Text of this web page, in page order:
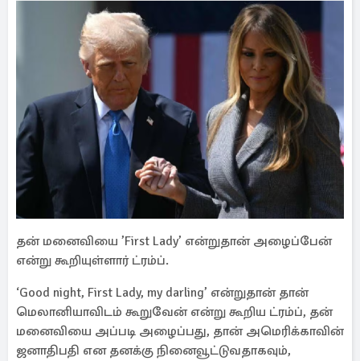
தன் மனைவியை ’First Lady’ என்றுதான் அழைப்பேன்
என்று கூறியுள்ளார் ட்ரம்ப்.
‘Good night, First Lady, my darling’ என்றுதான் தான்
மெலானியாவிடம் கூறுவேன் என்று கூறிய ட்ரம்ப், தன்
மனைவியை அப்படி அழைப்பது, தான் அமெரிக்காவின்
ஜனாதிபதி என தனக்கு நினைவூட்டுவதாகவும்,